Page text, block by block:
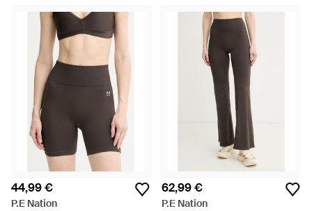
44,99 €
P.E Nation
62,99 €
P.E Nation